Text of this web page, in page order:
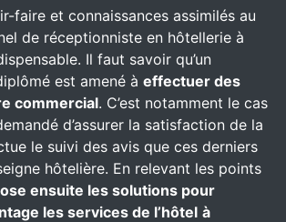
faire et connaissances assimilés au
de réceptionniste en hôtellerie à
Il faut savoir qu’un
est amené à effectuer des
commercial. C’est notamment le cas
d’assurer la satisfaction de la
le suivi des avis que ces derniers
hôtelière. En relevant les points
ensuite les solutions pour
les services de l’hôtel à